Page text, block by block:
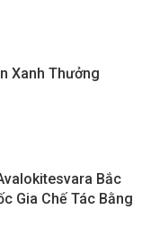
Xanh Thưởng
Bắc
Gia Chế Tác Bằng